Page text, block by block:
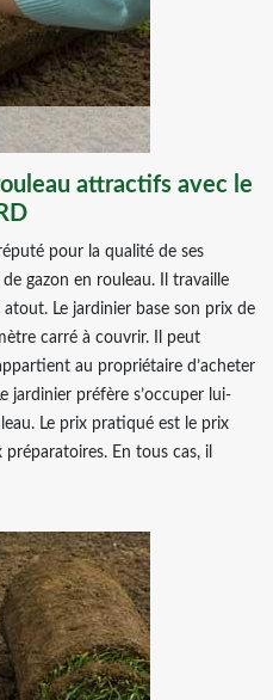
attractifs avec le
pour la qualité de ses
gazon en rouleau. Il travaille
Le jardinier base son prix de
carré à couvrir. Il peut
au propriétaire d’acheter
jardinier préfère s’occuper lui-
Le prix pratiqué est le prix
En tous cas, il